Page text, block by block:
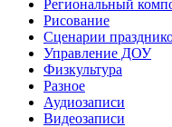
Региональный
Рисование
Сценарии
Управление ДОУ
Физкультура
Разное
Аудиозаписи
Видеозаписи